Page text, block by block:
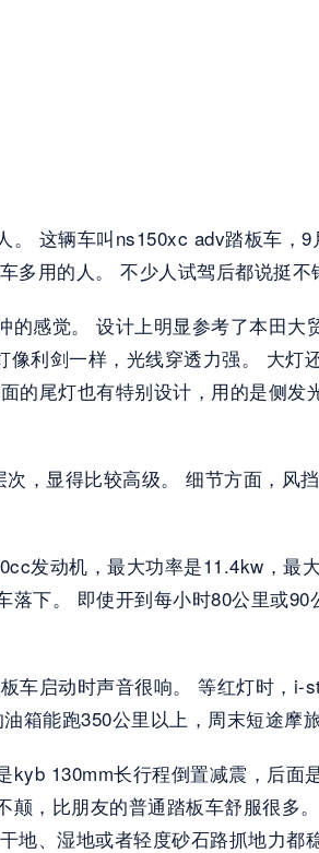
这辆车叫ns150xc adv踏板车
用的人。 不少人试驾后都说挺不
感觉。 设计上明显参考了本田
利剑一样，光线穿透力强。 大
的尾灯也有特别设计，用的是侧
，显得比较高级。 细节方面，风
发动机，最大功率是11.4kw，最
下。 即使开到每小时80公里或
启动时声音很响。 等红灯时，
箱能跑350公里以上，周末短途摩
130mm长行程倒置减震，后
，比朋友的普通踏板车舒服很多
、湿地或者轻度砂石路抓地力